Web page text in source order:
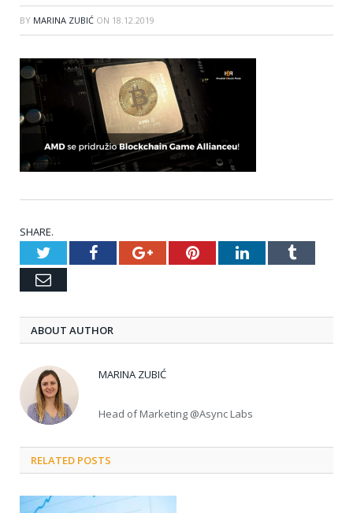
BY MARINA ZUBIĆ ON 18.12.2019
SHARE.
TwitterFacebookGoogle+PinterestLinkedInTumblr
Email
ABOUT AUTHOR
MARINA ZUBIĆ
Head of Marketing @Async Labs
RELATED POSTS